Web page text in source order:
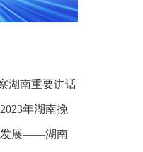
湖南重要讲话
年湖南挽
发展——湖南